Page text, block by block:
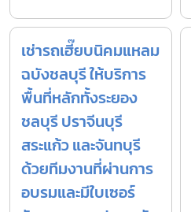
เช่ารถเฮี๊ยบนิคมแหลม
ฉบังชลบุรี ให้บริการ
พื้นที่หลักทั้งระยอง
ชลบุรี ปราจีนบุรี
สระแก้ว และจันทบุรี
ด้วยทีมงานที่ผ่านการ
อบรมและมีใบเซอร์